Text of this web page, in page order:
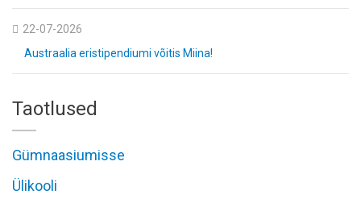
22-07-2026
Austraalia eristipendiumi võitis Miina!
Taotlused
Gümnaasiumisse
Ülikooli